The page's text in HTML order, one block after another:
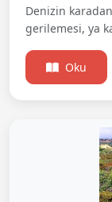
Denizin
gerilemesi, ya
Oku